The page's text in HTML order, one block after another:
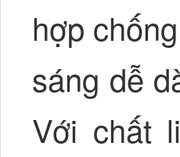
hợp
sáng dễ
Với chất